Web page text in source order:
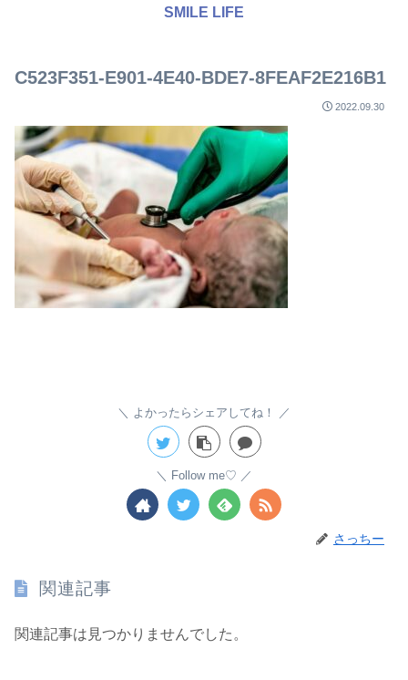
SMILE LIFE
C523F351-E901-4E40-BDE7-8FEAF2E216B1
2022.09.30
よかったらシェアしてね！
Follow me♡
さっちー
関連記事
関連記事は見つかりませんでした。